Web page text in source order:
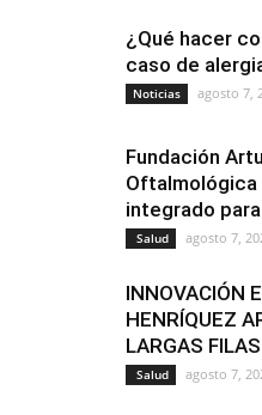
¿Qué hacer
caso de
Noticias agosto 7,
Fundación
Oftalmológica
integrado
Salud agosto 7,
INNOVACIÓN
HENRÍQUEZ
LARGAS
Salud agosto 7,